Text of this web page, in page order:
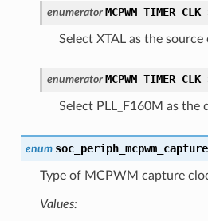
enumerator
Select XTAL as the source
enumerator
Select PLL_F160M as the
enum
Type of MCPWM capture
Values: